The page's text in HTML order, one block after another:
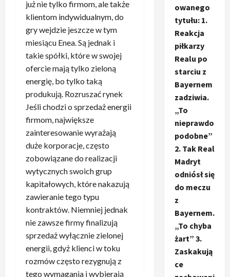
już nie tylko firmom, ale także
klientom indywidualnym, do
gry wejdzie jeszcze w tym
miesiącu Enea. Są jednak i
takie spółki, które w swojej
ofercie mają tylko zieloną
energię, bo tylko taką
produkują. Rozruszać rynek
Jeśli chodzi o sprzedaż energii
firmom, największe
zainteresowanie wyrażają
duże korporacje, często
zobowiązane do realizacji
wytycznych swoich grup
kapitałowych, które nakazują
zawieranie tego typu
kontraktów. Niemniej jednak
nie zawsze firmy finalizują
sprzedaż wyłącznie zielonej
energii, gdyż klienci w toku
rozmów często rezygnują z
tego wymagania i wybierają
owanego
tytułu: 1.
Reakcja
piłkarzy
Realu po
starciu z
Bayernem
zadziwia.
„To
nieprawdo
podobne”
2. Tak Real
Madryt
odniósł się
do meczu
z
Bayernem.
„To chyba
żart” 3.
Zaskakują
ce